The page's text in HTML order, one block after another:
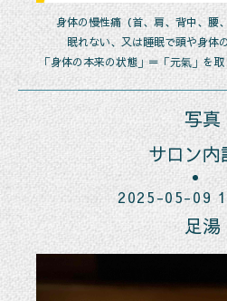
身体の慢性痛（首、肩、背中、腰
眠れない、又は睡眠で頭や身体
「身体の本来の状態」＝「元氣」を
写真
サロン内
2025-05-09
足湯